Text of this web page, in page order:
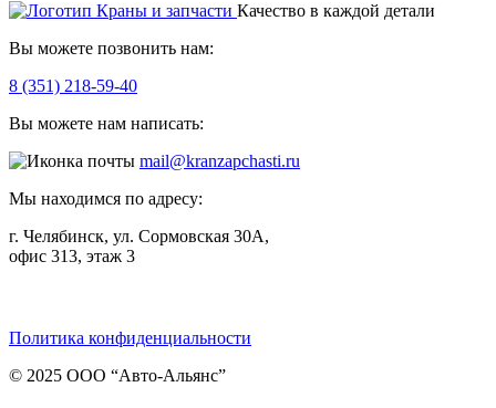
Качество в каждой детали
Вы можете позвонить нам:
8 (351) 218-59-40
Вы можете нам написать:
mail@kranzapchasti.ru
Мы находимся по адресу:
г. Челябинск, ул. Сормовская 30А,
офис 313, этаж 3
Политика конфиденциальности
© 2025 ООО “Авто-Альянс”